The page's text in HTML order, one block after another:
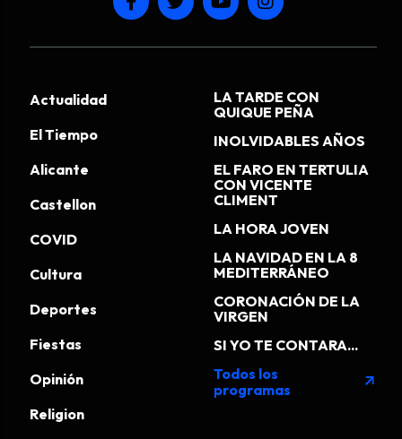
Actualidad
El Tiempo
Alicante
Castellon
COVID
Cultura
Deportes
Fiestas
Opinión
Religion
LA TARDE CON
QUIQUE PEÑA
INOLVIDABLES AÑOS
EL FARO EN TERTULIA
CON VICENTE
CLIMENT
LA HORA JOVEN
LA NAVIDAD EN LA 8
MEDITERRÁNEO
CORONACIÓN DE LA
VIRGEN
SI YO TE CONTARA...
Todos los
programas
arrow_outward